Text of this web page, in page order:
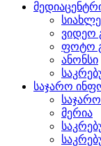
ვიდეო
ფოტო
ანონსი
საჯარო
მერია